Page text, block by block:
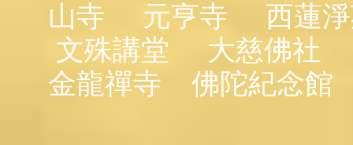
山寺
元亨寺
西蓮
文殊講堂
大慈佛社
金龍禪寺
佛陀紀念館